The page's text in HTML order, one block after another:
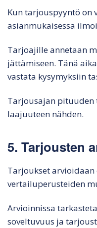
Kun tarjouspyyntö on
asianmukaisessa
Tarjoajille annetaan
jättämiseen. Tänä
vastata kysymyksiin
Tarjousajan
laajuuteen nähden.
5. Tarjousten
Tarjoukset
vertailuperusteiden
Arvioinnissa
soveltuvuus ja